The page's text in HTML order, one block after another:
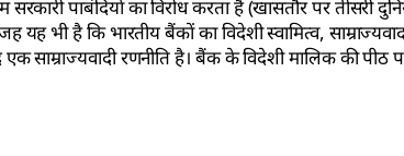
पाबंदियों का विरोध करता है (खासतौर पर तीसरी
यह भी है कि भारतीय बैंकों का विदेशी स्वामित्व,
साम्राज्यवादी रणनीति है। बैंक के विदेशी मालिक की पीठ